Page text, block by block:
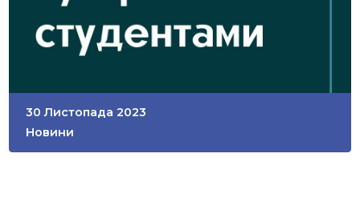
30 Листопада 2023
Новини